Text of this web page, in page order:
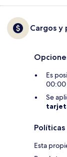
Cargos y
Es
00:00
Se
Políticas
Esta